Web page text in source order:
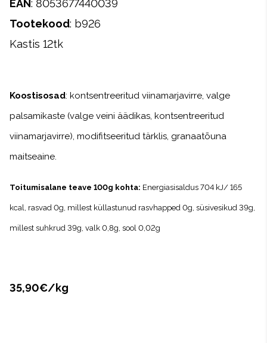
EAN: 8053677440039
Tootekood: b926
Kastis 12tk
Koostisosad: kontsentreeritud viinamarjavirre, valge
palsamikaste (valge veini äädikas, kontsentreeritud
viinamarjavirre), modifitseeritud tärklis, granaatõuna
maitseaine.
Toitumisalane teave 100g kohta: Energiasisaldus 704 kJ/ 165
kcal, rasvad 0g, millest küllastunud rasvhapped 0g, süsivesikud 39g,
millest suhkrud 39g, valk 0,8g, sool 0,02g
35,90€/kg